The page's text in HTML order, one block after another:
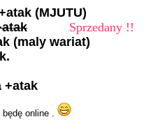
(MJUTU)
Sprzedany !!
(maly wariat)
+atak
będę online .